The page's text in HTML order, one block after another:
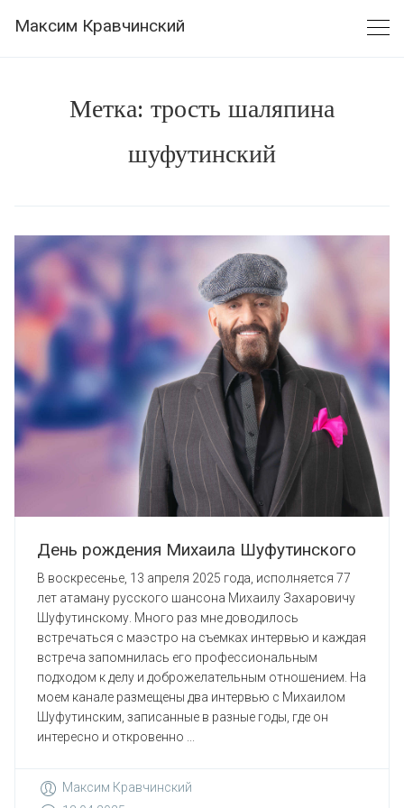
Максим Кравчинский
Метка: трость шаляпина
шуфутинский
День рождения Михаила Шуфутинского
В воскресенье, 13 апреля 2025 года, исполняется 77
лет атаману русского шансона Михаилу Захаровичу
Шуфутинскому. Много раз мне доводилось
встречаться с маэстро на съемках интервью и каждая
встреча запомнилась его профессиональным
подходом к делу и доброжелательным отношением. На
моем канале размещены два интервью с Михаилом
Шуфутинским, записанные в разные годы, где он
интересно и откровенно ...
Максим Кравчинский